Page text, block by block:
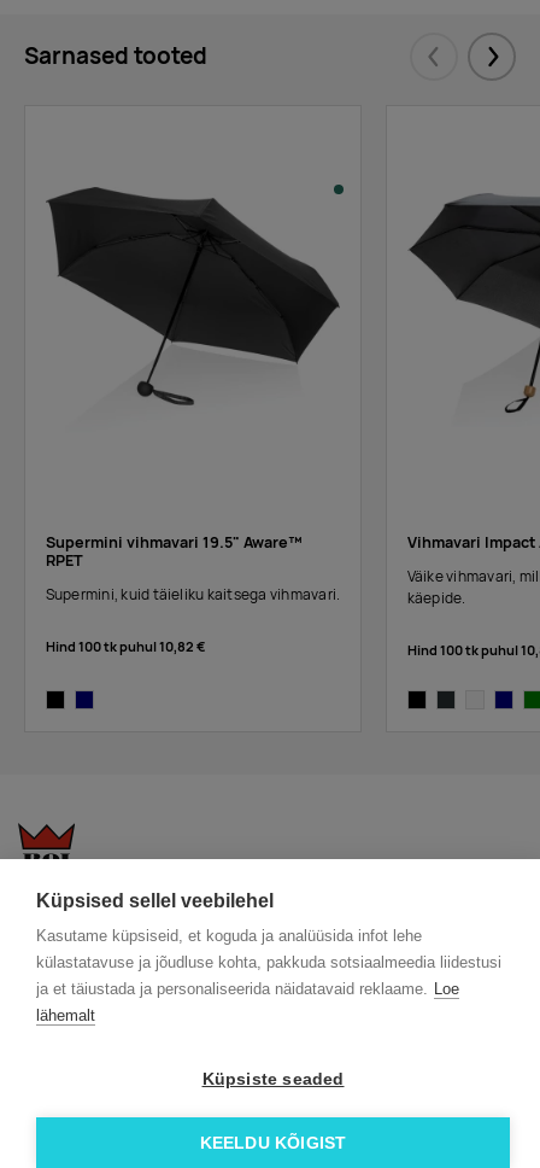
Küpsised sellel veebilehel
Kasutame küpsiseid, et koguda ja analüüsida infot lehe
külastatavuse ja jõudluse kohta, pakkuda sotsiaalmeedia liidestusi
ja et täiustada ja personaliseerida näidatavaid reklaame. Loe
lähemalt
Küpsiste seaded
KEELDU KÕIGIST
Sarnased tooted Eelmised
Supermini vihmavari 19.5" Aware™
RPET
Supermini, kuid täieliku kaitsega vihmavari.
Hind 100 tk puhul10,82 €
Vihmavari Impact
Väike vihmavari,
käepide.
Hind 100 tk puhul
KKK
Trükitehnikad
Meist lähemalt
Üldtingimused
ÖKO reklaamkingitused
Kontakt
Facebook
© 2026 Roi OÜ | Kõik õigused on kaitstud.